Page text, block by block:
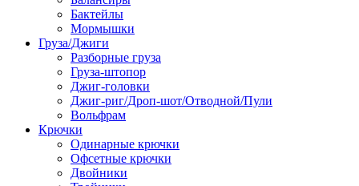
Бактейлы
Мормышки
Груза/Джиги
Разборные груза
Груза-штопор
Джиг-головки
Джиг-риг/Дроп-шот/Отводной/Пули
Вольфрам
Крючки
Одинарные крючки
Офсетные крючки
Двойники